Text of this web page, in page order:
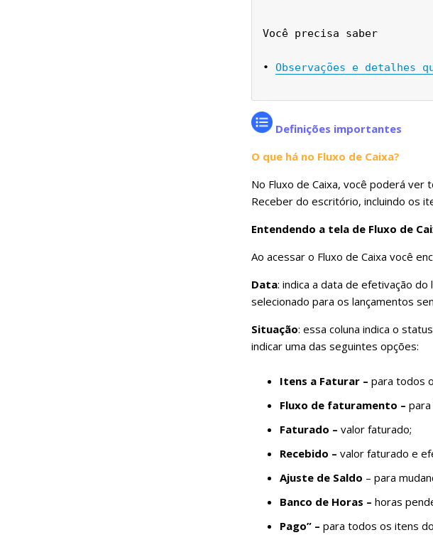
Você precisa saber
• Observações e detalhes
Definições importantes
O que há no Fluxo de Caixa?
No Fluxo de Caixa, você poderá
Receber do escritório, incluindo os
Entendendo a tela de Fluxo de
Ao acessar o Fluxo de Caixa você
Data: indica a data de efetivação
selecionado para os lançamentos
Situação: essa coluna indica o
indicar uma das seguintes opções:
Itens a Faturar – para todos
Fluxo de faturamento –
Faturado – valor faturado;
Recebido – valor faturado e
Ajuste de Saldo – para
Banco de Horas – horas
Pago” – para todos os itens